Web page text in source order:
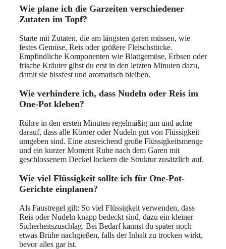
Wie plane ich die Garzeiten verschiedener
Zutaten im Topf?
Starte mit Zutaten, die am längsten garen müssen, wie
festes Gemüse, Reis oder größere Fleischstücke.
Empfindliche Komponenten wie Blattgemüse, Erbsen oder
frische Kräuter gibst du erst in den letzten Minuten dazu,
damit sie bissfest und aromatisch bleiben.
Wie verhindere ich, dass Nudeln oder Reis im
One-Pot kleben?
Rühre in den ersten Minuten regelmäßig um und achte
darauf, dass alle Körner oder Nudeln gut von Flüssigkeit
umgeben sind. Eine ausreichend große Flüssigkeitsmenge
und ein kurzer Moment Ruhe nach dem Garen mit
geschlossenem Deckel lockern die Struktur zusätzlich auf.
Wie viel Flüssigkeit sollte ich für One-Pot-
Gerichte einplanen?
Als Faustregel gilt: So viel Flüssigkeit verwenden, dass
Reis oder Nudeln knapp bedeckt sind, dazu ein kleiner
Sicherheitszuschlag. Bei Bedarf kannst du später noch
etwas Brühe nachgießen, falls der Inhalt zu trocken wirkt,
bevor alles gar ist.